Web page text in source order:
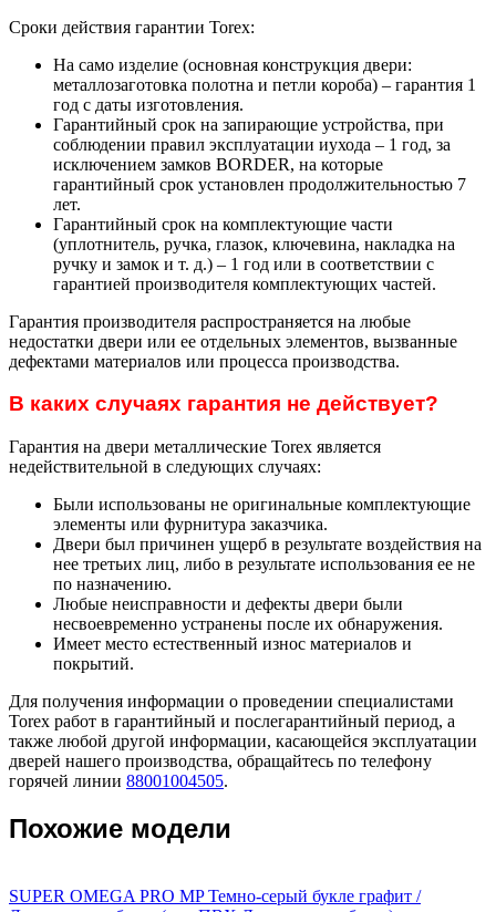
Сроки действия гарантии Torex:
На само изделие (основная конструкция двери:
металлозаготовка полотна и петли короба) – гарантия 1
год с даты изготовления.
Гарантийный срок на запирающие устройства, при
соблюдении правил эксплуатации иухода – 1 год, за
исключением замков BORDER, на которые
гарантийный срок установлен продолжительностью 7
лет.
Гарантийный срок на комплектующие части
(уплотнитель, ручка, глазок, ключевина, накладка на
ручку и замок и т. д.) – 1 год или в соответствии с
гарантией производителя комплектующих частей.
Гарантия производителя распространяется на любые
недостатки двери или ее отдельных элементов, вызванные
дефектами материалов или процесса производства.
В каких случаях гарантия не действует?
Гарантия на двери металлические Torex является
недействительной в следующих случаях:
Были использованы не оригинальные комплектующие
элементы или фурнитура заказчика.
Двери был причинен ущерб в результате воздействия на
нее третьих лиц, либо в результате использования ее не
по назначению.
Любые неисправности и дефекты двери были
несвоевременно устранены после их обнаружения.
Имеет место естественный износ материалов и
покрытий.
Для получения информации о проведении специалистами
Torex работ в гарантийный и послегарантийный период, а
также любой другой информации, касающейся эксплуатации
дверей нашего производства, обращайтесь по телефону
горячей линии 88001004505.
Похожие модели
SUPER OMEGA PRO MP Темно-серый букле графит /